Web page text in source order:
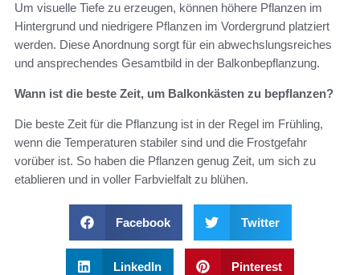
Um visuelle Tiefe zu erzeugen, können höhere Pflanzen im
Hintergrund und niedrigere Pflanzen im Vordergrund platziert
werden. Diese Anordnung sorgt für ein abwechslungsreiches
und ansprechendes Gesamtbild in der Balkonbepflanzung.
Wann ist die beste Zeit, um Balkonkästen zu bepflanzen?
Die beste Zeit für die Pflanzung ist in der Regel im Frühling,
wenn die Temperaturen stabiler sind und die Frostgefahr
vorüber ist. So haben die Pflanzen genug Zeit, um sich zu
etablieren und in voller Farbvielfalt zu blühen.
Facebook Twitter
LinkedIn Pinterest